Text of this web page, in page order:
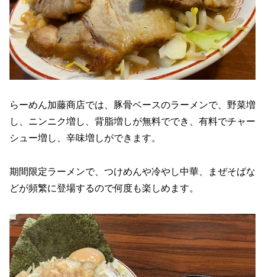
らーめん加藤商店では、豚骨ベースのラーメンで、野菜増
し、ニンニク増し、背脂増しが無料ででき、有料でチャー
シュー増し、辛味増しができます。
期間限定ラーメンで、つけめんや冷やし中華、まぜそばな
どが頻繁に登場するので何度も楽しめます。